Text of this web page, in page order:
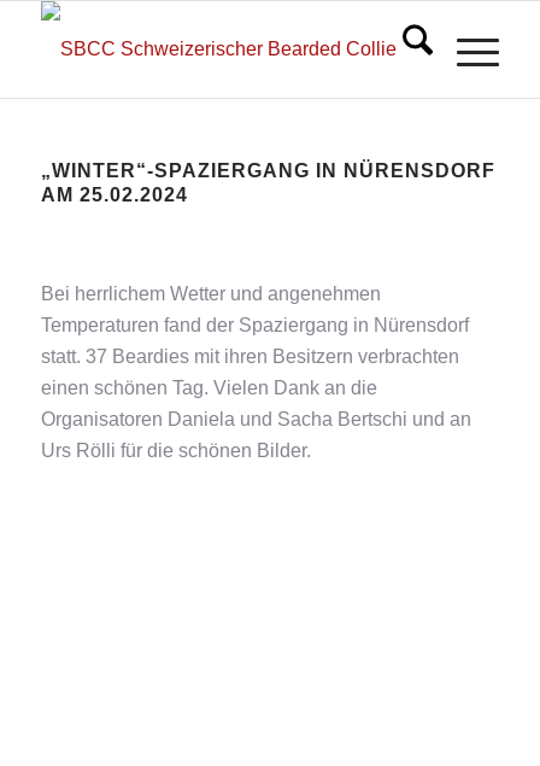
„WINTER“-SPAZIERGANG IN NÜRENSDORF
AM 25.02.2024
Bei herrlichem Wetter und angenehmen
Temperaturen fand der Spaziergang in Nürensdorf
statt. 37 Beardies mit ihren Besitzern verbrachten
einen schönen Tag. Vielen Dank an die
Organisatoren Daniela und Sacha Bertschi und an
Urs Rölli für die schönen Bilder.